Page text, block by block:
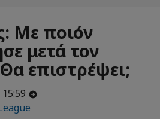
Με ποιόν
μετά τον
επιστρέψει;